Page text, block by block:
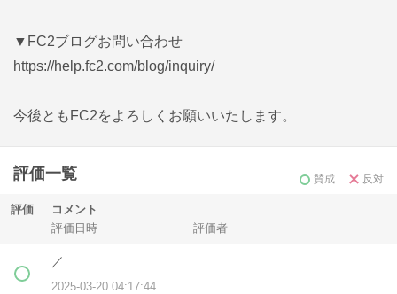
▼FC2ブログお問い合わせ
https://help.fc2.com/blog/inquiry/
今後ともFC2をよろしくお願いいたします。
評価一覧 賛成 反対
評価
コメント
評価日時
評価者
／
2025-03-20 04:17:44